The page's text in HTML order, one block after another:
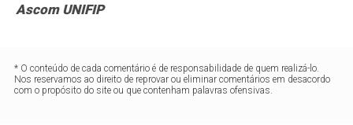
Ascom UNIFIP
* O conteúdo de cada comentário é de responsabilidade de quem realizá-lo.
Nos reservamos ao direito de reprovar ou eliminar comentários em desacordo
com o propósito do site ou que contenham palavras ofensivas.